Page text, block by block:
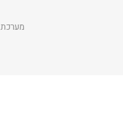
מערכת BMS חכמה הכוללת 12 שכבות הגנה